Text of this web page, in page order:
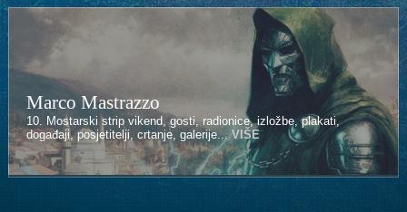
Marco Mastrazzo
10. Mostarski strip vikend, gosti, radionice, izložbe, plakati,
događaji, posjetitelji, crtanje, galerije...VIŠE
Kenan Halilović
10. Mostarski strip vikend, gosti, radionice, izložbe, plakati,
događaji, posjetitelji, crtanje, galerije...VIŠE